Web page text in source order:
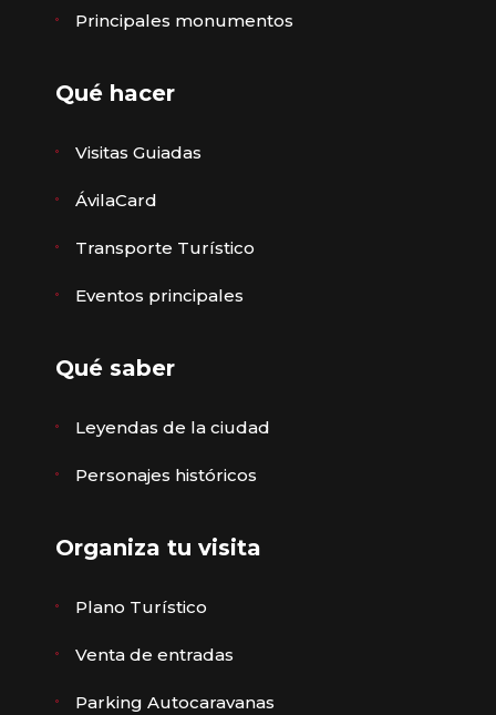
Principales monumentos
Qué hacer
Visitas Guiadas
ÁvilaCard
Transporte Turístico
Eventos principales
Qué saber
Leyendas de la ciudad
Personajes históricos
Organiza tu visita
Plano Turístico
Venta de entradas
Parking Autocaravanas